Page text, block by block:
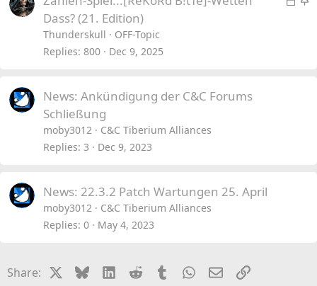
Dass? (21. Edition)
Thunderskull
OFF-Topic
Replies 800 Dec 9, 2025
News: Ankündigung der C&C Forums
Schließung
moby3012
C&C Tiberium Alliances
Replies 3 Dec 9, 2023
News: 22.3.2 Patch Wartungen 25. April
moby3012
C&C Tiberium Alliances
Replies 0 May 4, 2023
Share: BlueskyLinkedIn
Reddit TumblrWhatsApp
EmailLink